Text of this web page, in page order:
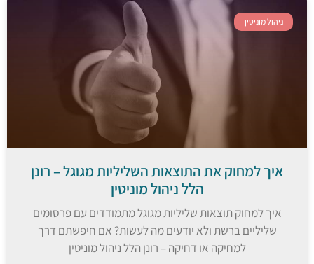
ניהול מוניטין
איך למחוק את התוצאות השליליות מגוגל – רונן
הלל ניהול מוניטין
איך למחוק תוצאות שליליות מגוגל מתמודדים עם פרסומים
שליליים ברשת ולא יודעים מה לעשות? אם חיפשתם דרך
למחיקה או דחיקה – רונן הלל ניהול מוניטין